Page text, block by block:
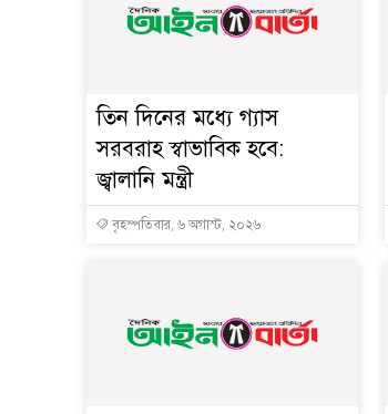
তিন দিনের মধ্যে গ্যাস
সরবরাহ স্বাভাবিক হবে:
জ্বালানি মন্ত্রী
বৃহস্পতিবার, ৬ অগাস্ট, ২০২৬